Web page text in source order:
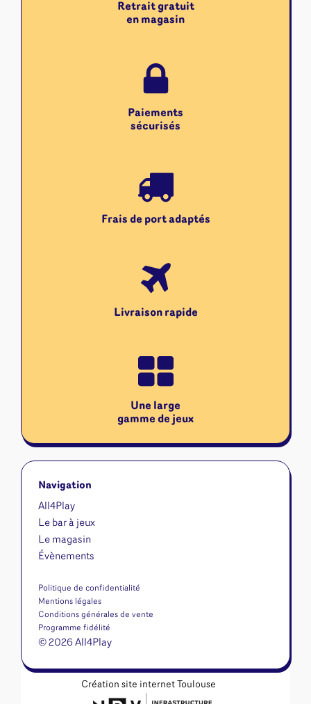
Retrait gratuit
en magasin
Paiements
sécurisés
Frais de port adaptés
Livraison rapide
Une large
gamme de jeux
Navigation
All4Play
Le bar à jeux
Le magasin
Évènements
Politique de confidentialité
Mentions légales
Conditions générales de vente
Programme fidélité
© 2026 All4Play
Création site internet Toulouse